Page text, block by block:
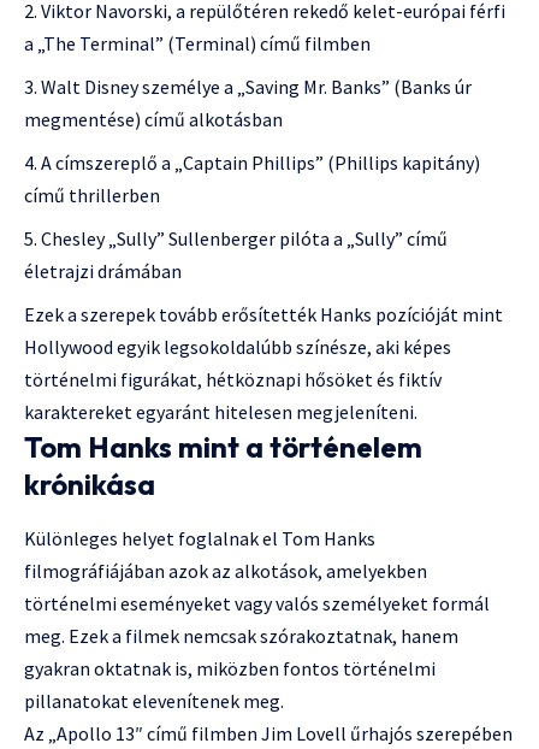
Viktor Navorski, a repülőtéren rekedő kelet-európai férfi
a „The Terminal” (Terminal) című filmben
Walt Disney személye a „Saving Mr. Banks” (Banks úr
megmentése) című alkotásban
A címszereplő a „Captain Phillips” (Phillips kapitány)
című thrillerben
Chesley „Sully” Sullenberger pilóta a „Sully” című
életrajzi drámában
Ezek a szerepek tovább erősítették Hanks pozícióját mint
Hollywood egyik legsokoldalúbb színésze, aki képes
történelmi figurákat, hétköznapi hősöket és fiktív
karaktereket egyaránt hitelesen megjeleníteni.
Tom Hanks mint a történelem
krónikása
Különleges helyet foglalnak el Tom Hanks
filmográfiájában azok az alkotások, amelyekben
történelmi eseményeket vagy valós személyeket formál
meg. Ezek a filmek nemcsak szórakoztatnak, hanem
gyakran oktatnak is, miközben fontos történelmi
pillanatokat elevenítenek meg.
Az „Apollo 13″ című filmben Jim Lovell űrhajós szerepében